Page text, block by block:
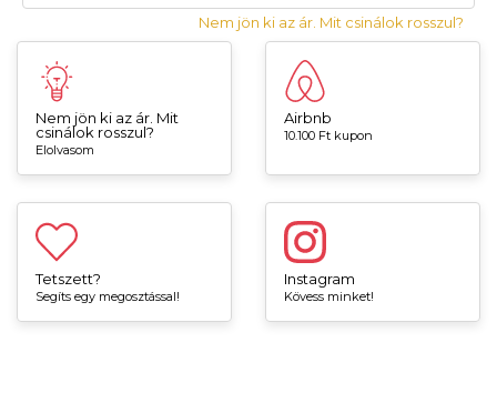
Nem jön ki az ár. Mit csinálok rosszul?
Nem jön ki az ár. Mit
csinálok rosszul?
Elolvasom
Airbnb
10.100 Ft kupon
Tetszett?
Segíts egy megosztással!
Instagram
Kövess minket!